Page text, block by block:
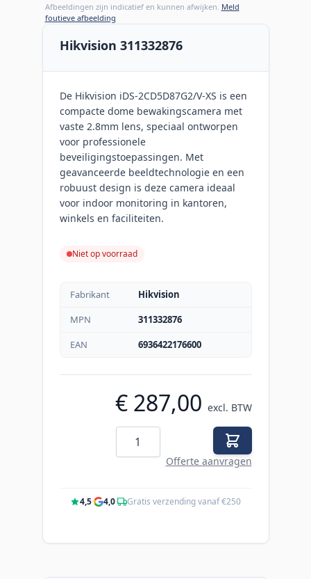
Afbeeldingen zijn indicatief en kunnen afwijken. Meld
foutieve afbeelding
Hikvision 311332876
De Hikvision iDS-2CD5D87G2/V-XS is een
compacte dome bewakingscamera met
vaste 2.8mm lens, speciaal ontworpen
voor professionele
beveiligingstoepassingen. Met
geavanceerde beeldtechnologie en een
robuust design is deze camera ideaal
voor indoor monitoring in kantoren,
winkels en faciliteiten.
Niet op voorraad
Fabrikant
Hikvision
MPN
311332876
EAN
6936422176600
€ 287,00 excl. BTW
Aantal
Offerte aanvragen
4,5· 4,0· Gratis verzending vanaf €250